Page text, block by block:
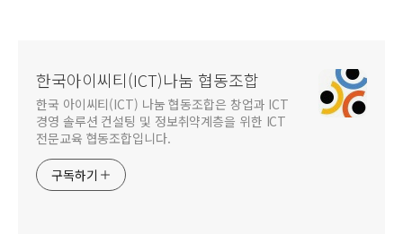
한국아이씨티(ICT)나눔 협동조합
한국 아이씨티(ICT) 나눔 협동조합은 창업과 ICT
경영 솔루션 컨설팅 및 정보취약계층을 위한 ICT
전문교육 협동조합입니다.
구독하기